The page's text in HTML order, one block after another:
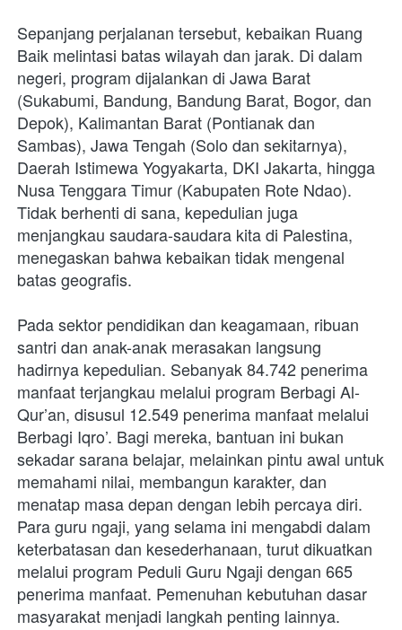
Sepanjang perjalanan tersebut, kebaikan Ruang
Baik melintasi batas wilayah dan jarak. Di dalam
negeri, program dijalankan di Jawa Barat
(Sukabumi, Bandung, Bandung Barat, Bogor, dan
Depok), Kalimantan Barat (Pontianak dan
Sambas), Jawa Tengah (Solo dan sekitarnya),
Daerah Istimewa Yogyakarta, DKI Jakarta, hingga
Nusa Tenggara Timur (Kabupaten Rote Ndao).
Tidak berhenti di sana, kepedulian juga
menjangkau saudara-saudara kita di Palestina,
menegaskan bahwa kebaikan tidak mengenal
batas geografis.
Pada sektor pendidikan dan keagamaan, ribuan
santri dan anak-anak merasakan langsung
hadirnya kepedulian. Sebanyak 84.742 penerima
manfaat terjangkau melalui program Berbagi Al-
Qur’an, disusul 12.549 penerima manfaat melalui
Berbagi Iqro’. Bagi mereka, bantuan ini bukan
sekadar sarana belajar, melainkan pintu awal untuk
memahami nilai, membangun karakter, dan
menatap masa depan dengan lebih percaya diri.
Para guru ngaji, yang selama ini mengabdi dalam
keterbatasan dan kesederhanaan, turut dikuatkan
melalui program Peduli Guru Ngaji dengan 665
penerima manfaat. Pemenuhan kebutuhan dasar
masyarakat menjadi langkah penting lainnya.